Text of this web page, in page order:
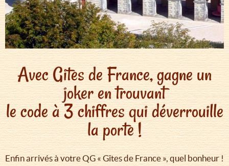
Avec Gites de France, gagne un
joker en trouvant
le code à 3 chiffres qui déverrouille
la porte !
Enfin arrivés à votre QG « Gîtes de France », quel bonheur !